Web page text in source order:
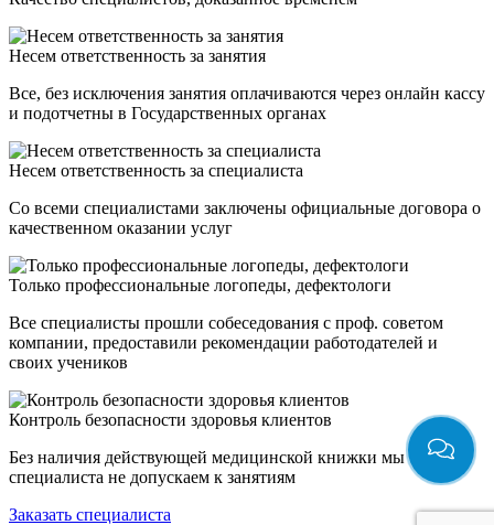
Несем ответственность за занятия
Все, без исключения занятия оплачиваются через онлайн кассу
и подотчетны в Государственных органах
Несем ответственность за специалиста
Со всеми специалистами заключены официальные договора о
качественном оказании услуг
Только профессиональные логопеды, дефектологи
Все специалисты прошли собеседования с проф. советом
компании, предоставили рекомендации работодателей и
своих учеников
Контроль безопасности здоровья клиентов
Без наличия действующей медицинской книжки мы
специалиста не допускаем к занятиям
Заказать специалиста